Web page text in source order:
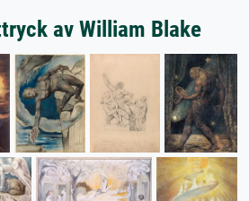
av William Blake